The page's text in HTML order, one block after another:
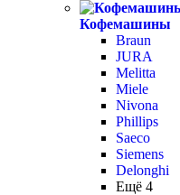
Кофемашины
Braun
JURA
Melitta
Miele
Nivona
Phillips
Saeco
Siemens
Delonghi
Ещё 4